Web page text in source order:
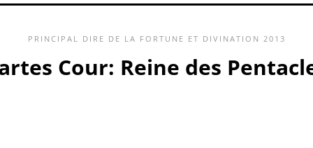
PRINCIPAL DIRE DE LA FORTUNE ET DIVINATION 2013
Cour: Reine des